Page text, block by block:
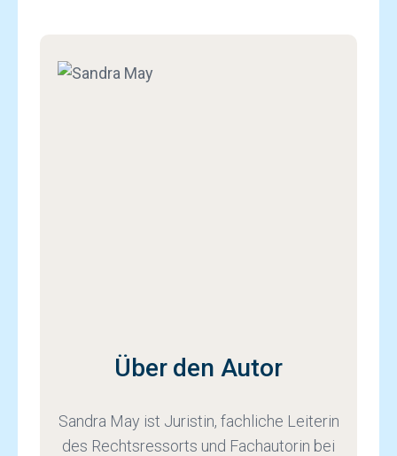
Über den Autor
Sandra May ist Juristin, fachliche Leiterin
des Rechtsressorts und Fachautorin bei